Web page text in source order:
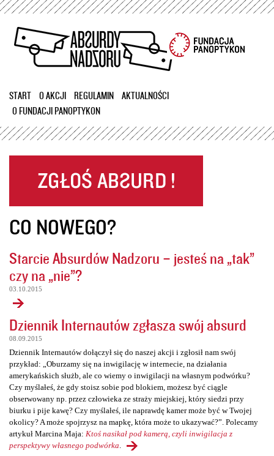
Przejdź
treści
START O AKCJI REGULAMIN
AKTUALNOŚCI
O FUNDACJI PANOPTYKON
CO NOWEGO?
Starcie Absurdów Nadzoru – jesteś na „tak”
czy na „nie”?
03.10.2015
Dziennik Internautów zgłasza swój absurd
08.09.2015
Dziennik Internautów dołączył się do naszej akcji i zgłosił nam swój
przykład: „Oburzamy się na inwigilację w internecie, na działania
amerykańskich służb, ale co wiemy o inwigilacji na własnym podwórku?
Czy myślałeś, że gdy stoisz sobie pod blokiem, możesz być ciągle
obserwowany np. przez człowieka ze straży miejskiej, który siedzi przy
biurku i pije kawę? Czy myślałeś, ile naprawdę kamer może być w Twojej
okolicy? A może spojrzysz na mapkę, która może to ukazywać?”. Polecamy
artykuł Marcina Maja: Ktoś nasikał pod kamerą, czyli inwigilacja z
perspektywy własnego podwórka